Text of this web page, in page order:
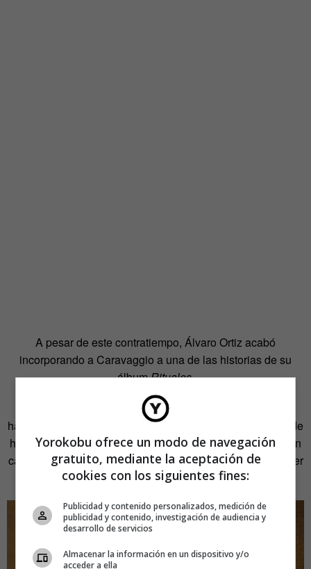
A pesar de este contratiempo, Álvaro Ortiz acabó
incorporando a Caravaggio a una de las historias de su
álbumRituales.
«Este señor tenia una vida muy compleja, muy intensa,
había muchas cosas que contar. Como no me veía capaz de
hacer la biografía completa, a modo de guiño le dediqué un
capítulo, en el que cuento un viaje que hice a Malta para ver
los lugares donde también había estado exiliado».
Yorokobu ofrece un modo de navegación
gratuito, mediante la aceptación de
cookies con los siguientes fines:
Publicidad y contenido personalizados, medición de
publicidad y contenido, investigación de audiencia y
desarrollo de servicios
Almacenar la información en un dispositivo y/o
acceder a ella